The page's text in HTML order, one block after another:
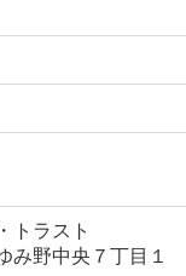
トラスト
み野中央７丁目１